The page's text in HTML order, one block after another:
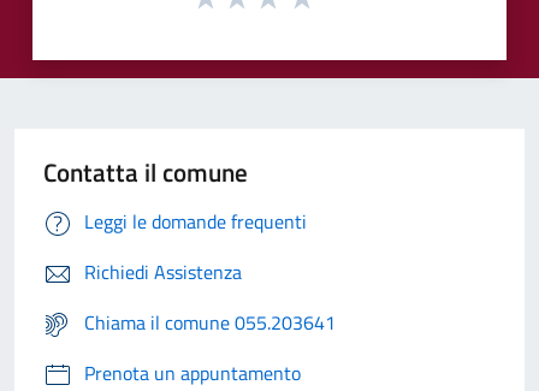
Contatta il comune
Leggi le domande frequenti
Richiedi Assistenza
Chiama il comune 055.203641
Prenota un appuntamento